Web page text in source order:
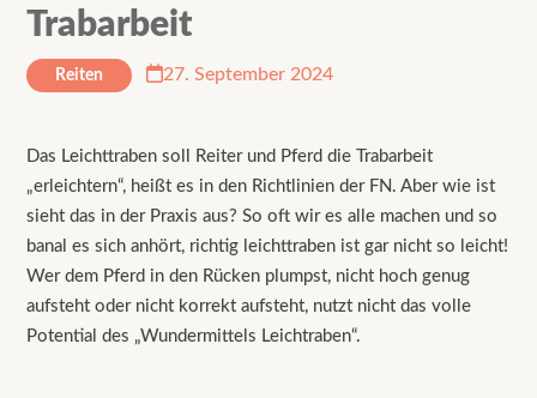
Trabarbeit
27. September 2024
Reiten
Das Leichttraben soll Reiter und Pferd die Trabarbeit
„erleichtern“, heißt es in den Richtlinien der FN. Aber wie ist
sieht das in der Praxis aus? So oft wir es alle machen und so
banal es sich anhört, richtig leichttraben ist gar nicht so leicht!
Wer dem Pferd in den Rücken plumpst, nicht hoch genug
aufsteht oder nicht korrekt aufsteht, nutzt nicht das volle
Potential des „Wundermittels Leichtraben“.